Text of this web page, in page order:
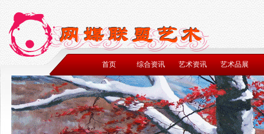
首页 综合资讯 艺术资讯 艺术品展